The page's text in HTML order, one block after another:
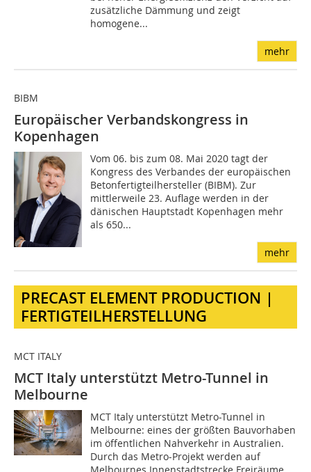
zusätzliche Dämmung und zeigt
homogene...
mehr
BIBM
Europäischer Verbandskongress in
Kopenhagen
Vom 06. bis zum 08. Mai 2020 tagt der
Kongress des Verbandes der europäischen
Betonfertigteilhersteller (BIBM). Zur
mittlerweile 23. Auflage werden in der
dänischen Hauptstadt Kopenhagen mehr
als 650...
mehr
PRECAST ELEMENT PRODUCTION |
FERTIGTEILHERSTELLUNG
MCT ITALY
MCT Italy unterstützt Metro-Tunnel in
Melbourne
MCT Italy unterstützt Metro-Tunnel in
Melbourne: eines der größten Bauvorhaben
im öffentlichen Nahverkehr in Australien.
Durch das Metro-Projekt werden auf